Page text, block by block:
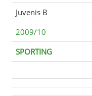
Juvenis B
2009/10
SPORTING